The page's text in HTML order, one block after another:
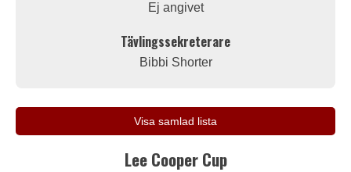
Ej angivet
Tävlingssekreterare
Bibbi Shorter
Visa samlad lista
Lee Cooper Cup